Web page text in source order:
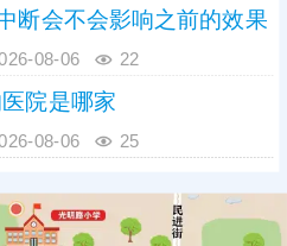
断会不会影响之前的效果
08-06 22
院是哪家
08-06 25